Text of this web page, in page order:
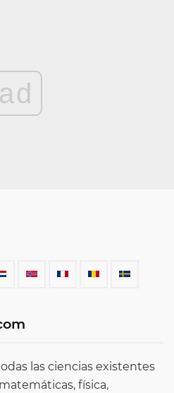
ad
las ciencias existentes
física,